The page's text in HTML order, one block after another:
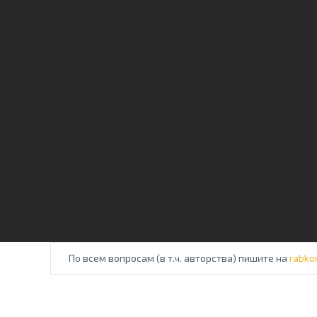
По всем вопросам (в т.ч. авторства) пишите на